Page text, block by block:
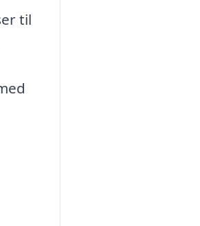
til